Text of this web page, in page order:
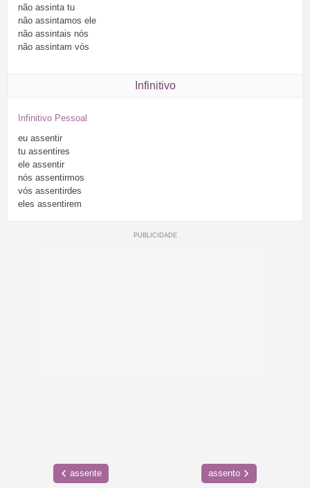
não assinta tu
não assintamos ele
não assintais nós
não assintam vós
Infinitivo
Infinitivo Pessoal
eu assentir
tu assentires
ele assentir
nós assentirmos
vós assentirdes
eles assentirem
assente assento